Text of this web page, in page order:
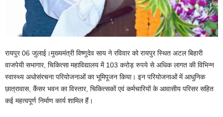
रायपुर 06 जुलाई।मुख्यमंत्री विष्णुदेव साय ने रविवार को रायपुर स्थित अटल बिहारी
वाजपेयी सभागार, चिकित्सा महाविद्यालय में 103 करोड़ रुपये से अधिक लागत की विभिन्न
स्वास्थ्य अधोसंरचना परियोजनाओं का भूमिपूजन किया। इन परियोजनाओं में आधुनिक
छात्रावास, कैंसर भवन का विस्तार, चिकित्सकों एवं कर्मचारियों के आवासीय परिसर सहित
कई महत्वपूर्ण निर्माण कार्य शामिल हैं।